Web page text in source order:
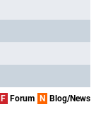
F Forum N Blog/News